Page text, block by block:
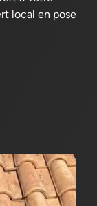
local en pose